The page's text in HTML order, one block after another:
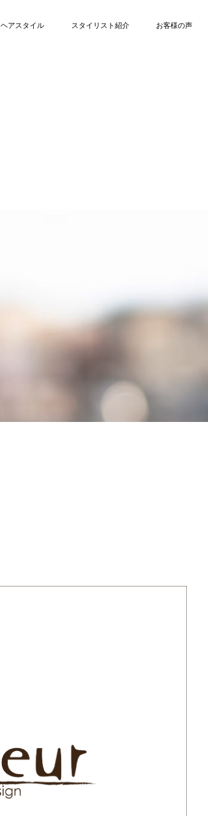
ヘアスタイル スタイリスト紹介 お客様の声